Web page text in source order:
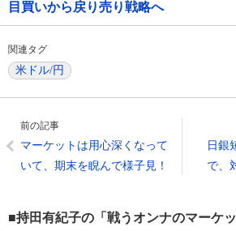
目買いから戻り売り戦略へ
関連タグ
米ドル/円
前の記事
マーケットは用心深くなって
いて、期末を睨んで様子見！
日銀
で、
■持田有紀子の「戦うオンナのマーケ